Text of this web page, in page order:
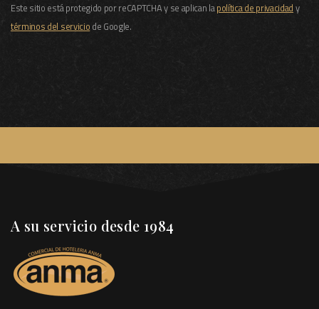
Este sitio está protegido por reCAPTCHA y se aplican lapolítica de privacidad y
términos del servicio de Google.
A su servicio desde 1984